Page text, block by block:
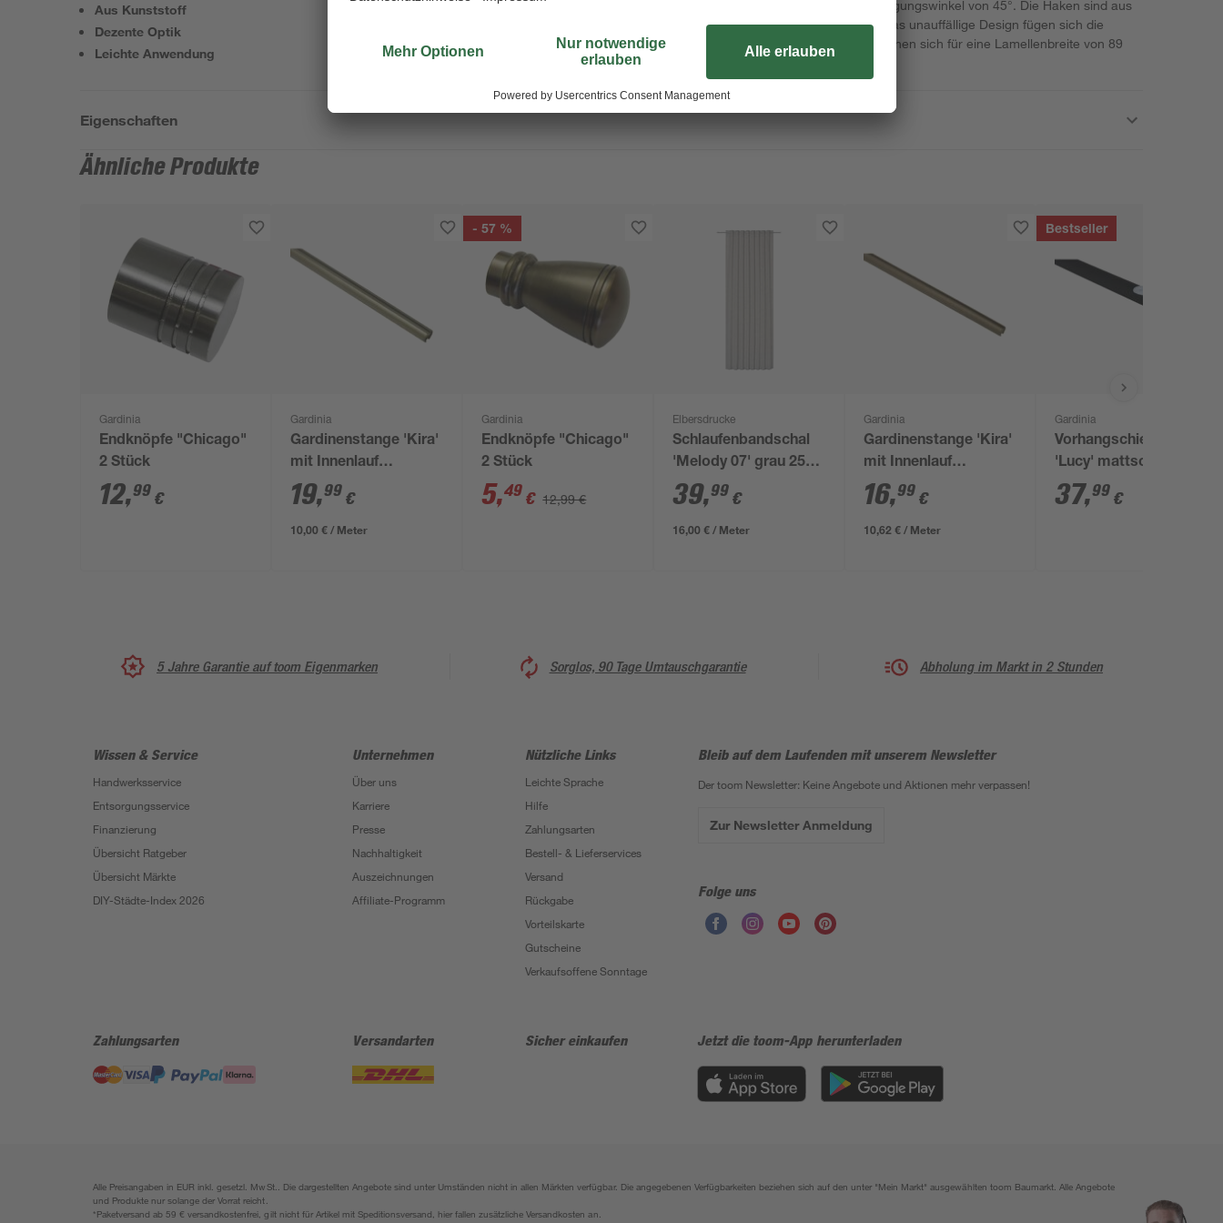
Aus Kunststoff
Dezente Optik
Leichte Anwendung
Umrüstung auf Schräganlagen bis zu einem Neigungswinkel von 45°. Die Haken sind aus
dezentem, weißem Kunststoff gefertigt. Durch das unauffällige Design fügen sich die
Haken in jeden Wohnstil ein. Die Slopehaken eignen sich für eine Lamellenbreite von 89
bis 127 mm.
Eigenschaften
Ähnliche Produkte
Gardinia
Endknöpfe "Chicago"
2 Stück
12,99 €
Gardinia
Gardinenstange 'Kira'
mit Innenlauf
champagner 200 cm
19,99 €
10,00 € / Meter
- 57 %
Gardinia
Endknöpfe "Chicago"
2 Stück
5,49 € 12,99 €
Elbersdrucke
Schlaufenbandschal
'Melody 07' grau 255
x 140 cm
39,99 €
16,00 € / Meter
Gardinia
Gardinenstange 'Kira'
mit Innenlauf
cappuccino 160 cm
16,99 €
10,62 € / Meter
Bestseller
Gardinia
Vorhangschienen-Set
'Lucy' mattschwarz
230 cm
37,99 €
5 Jahre Garantie auf toom Eigenmarken Sorglos, 90 Tage Umtauschgarantie Abholung im Markt in 2 Stunden
Wissen & Service
Handwerksservice
Entsorgungsservice
Finanzierung
Übersicht Ratgeber
Übersicht Märkte
DIY-Städte-Index 2026
Unternehmen
Über uns
Karriere
Presse
Nachhaltigkeit
Auszeichnungen
Affiliate-Programm
Nützliche Links
Leichte Sprache
Hilfe
Zahlungsarten
Bestell- & Lieferservices
Versand
Rückgabe
Vorteilskarte
Gutscheine
Verkaufsoffene Sonntage
Bleib auf dem Laufenden mit unserem Newsletter
Der toom Newsletter: Keine Angebote und Aktionen mehr verpassen!
Zur Newsletter Anmeldung
Folge uns
Zahlungsarten Versandarten Sicher einkaufen Jetzt die toom-App herunterladen
Alle Preisangaben in EUR inkl. gesetzl. MwSt.. Die dargestellten Angebote sind unter Umständen nicht in allen Märkten verfügbar. Die angegebenen Verfügbarkeiten beziehen sich auf den unter "Mein Markt" ausgewählten toom Baumarkt. Alle Angebote
und Produkte nur solange der Vorrat reicht.
*Paketversand ab 59 € versandkostenfrei, gilt nicht für Artikel mit Speditionsversand, hier fallen zusätzliche Versandkosten an.